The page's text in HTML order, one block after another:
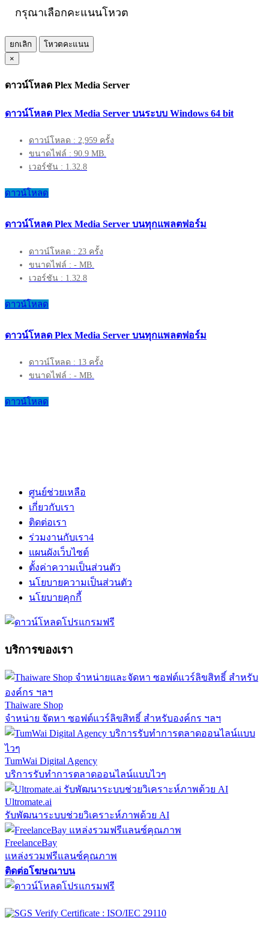
กรุณาเลือกคะแนนโหวต
ยกเลิก
โหวตคะแนน
×
ดาวน์โหลด Plex Media Server
ดาวน์โหลด Plex Media Server บนระบบ Windows 64 bit
ดาวน์โหลด : 2,959 ครั้ง
ขนาดไฟล์ : 90.9 MB.
เวอร์ชัน : 1.32.8
ดาวน์โหลด
ดาวน์โหลด Plex Media Server บนทุกแพลตฟอร์ม
ดาวน์โหลด : 23 ครั้ง
ขนาดไฟล์ : - MB.
เวอร์ชัน : 1.32.8
ดาวน์โหลด
ดาวน์โหลด Plex Media Server บนทุกแพลตฟอร์ม
ดาวน์โหลด : 13 ครั้ง
ขนาดไฟล์ : - MB.
ดาวน์โหลด
ศูนย์ช่วยเหลือ
เกี่ยวกับเรา
ติดต่อเรา
ร่วมงานกับเรา4
แผนผังเว็บไซต์
ตั้งค่าความเป็นส่วนตัว
นโยบายความเป็นส่วนตัว
นโยบายคุกกี้
บริการของเรา
Thaiware Shop
จำหน่าย จัดหา ซอฟต์แวร์ลิขสิทธิ์ สำหรับองค์กร ฯลฯ
TumWai Digital Agency
บริการรับทำการตลาดออนไลน์แบบไวๆ
Ultromate.ai
รับพัฒนาระบบช่วยวิเคราะห์ภาพด้วย AI
FreelanceBay
แหล่งรวมฟรีแลนซ์คุณภาพ
ติดต่อโฆษณาบน